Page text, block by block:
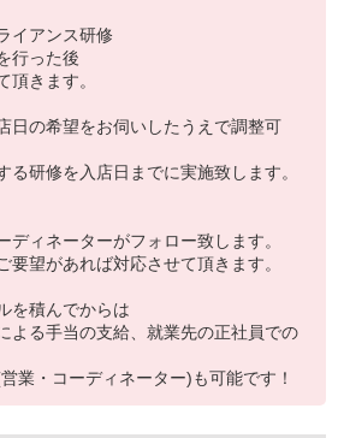
イアンス研修
行った後
頂きます。
日の希望をお伺いしたうえで調整可
る研修を入店日までに実施致します。
ディネーターがフォロー致します。
要望があれば対応させて頂きます。
を積んでからは
よる手当の支給、就業先の正社員での
業・コーディネーター)も可能です！